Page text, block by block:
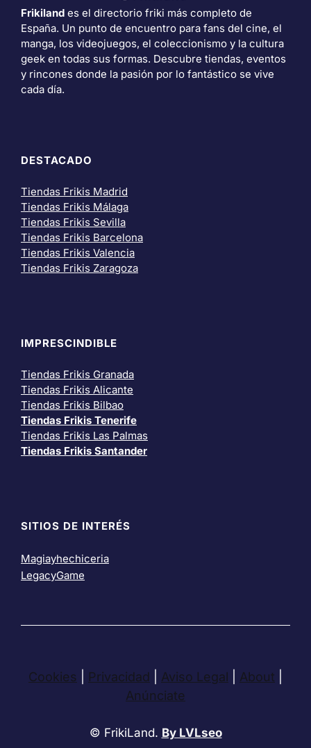
Frikiland es el directorio friki más completo de
España. Un punto de encuentro para fans del cine, el
manga, los videojuegos, el coleccionismo y la cultura
geek en todas sus formas. Descubre tiendas, eventos
y rincones donde la pasión por lo fantástico se vive
cada día.
DESTACADO
Tiendas Frikis Madrid
Tiendas Frikis Málaga
Tiendas Frikis Sevilla
Tiendas Frikis Barcelona
Tiendas Frikis Valencia
Tiendas Frikis Zaragoza
IMPRESCINDIBLE
Tiendas Frikis Granada
Tiendas Frikis Alicante
Tiendas Frikis Bilbao
Tiendas Frikis Tenerife
Tiendas Frikis Las Palmas
Tiendas Frikis Santander
SITIOS DE INTERÉS
Magiayhechiceria
LegacyGame
© FrikiLand. By LVLseo
Cookies Privacidad Aviso Legal About
Anúnciate